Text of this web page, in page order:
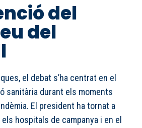
del
del
el debat s’ha centrat en el
sanitària durant els moments
El president ha tornat a
hospitals de campanya i en el